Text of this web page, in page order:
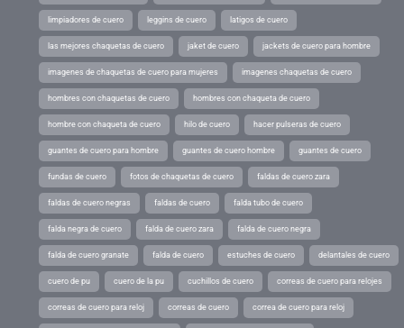
limpiadores de cuero leggins de cuero latigos de cuero
las mejores chaquetas de cuero jaket de cuero jackets de cuero para hombre
imagenes de chaquetas de cuero para mujeres imagenes chaquetas de cuero
hombres con chaquetas de cuero hombres con chaqueta de cuero
hombre con chaqueta de cuero hilo de cuero hacer pulseras de cuero
guantes de cuero para hombre guantes de cuero hombre guantes de cuero
fundas de cuero fotos de chaquetas de cuero faldas de cuero zara
faldas de cuero negras faldas de cuero falda tubo de cuero
falda negra de cuero falda de cuero zara falda de cuero negra
falda de cuero granate falda de cuero estuches de cuero delantales de cuero
cuero de pu cuero de la pu cuchillos de cuero correas de cuero para relojes
correas de cuero para reloj correas de cuero correa de cuero para reloj